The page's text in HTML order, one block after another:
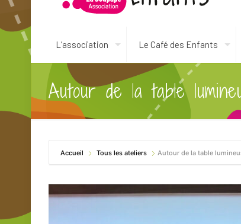
L’association Le Café des Enfants
Autour de la table
Accueil Tous les ateliers Autour de la table